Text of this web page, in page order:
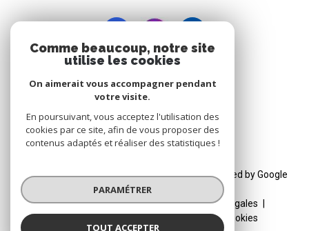
ADHÉRENT
© 2026 | Tous droits réservés | Traduction powered by Google
Nos honoraires
Plan du site
Mentions légales
Cookies
Comme beaucoup, notre site
utilise les cookies
On aimerait vous accompagner pendant
votre visite.
En poursuivant, vous acceptez l'utilisation des
cookies par ce site, afin de vous proposer des
contenus adaptés et réaliser des statistiques !
PARAMÉTRER
TOUT ACCEPTER